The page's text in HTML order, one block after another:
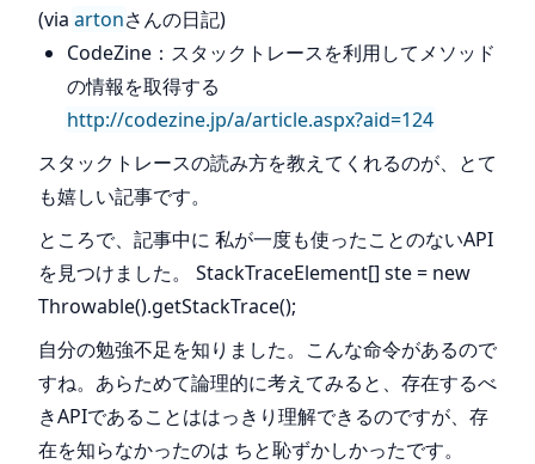
(via artonさんの日記)
CodeZine：スタックトレースを利用してメソッド
の情報を取得する
http://codezine.jp/a/article.aspx?aid=124
スタックトレースの読み方を教えてくれるのが、とて
も嬉しい記事です。
ところで、記事中に 私が一度も使ったことのないAPI
を見つけました。 StackTraceElement[] ste = new
Throwable().getStackTrace();
自分の勉強不足を知りました。こんな命令があるので
すね。あらためて論理的に考えてみると、存在するべ
きAPIであることははっきり理解できるのですが、存
在を知らなかったのは ちと恥ずかしかったです。